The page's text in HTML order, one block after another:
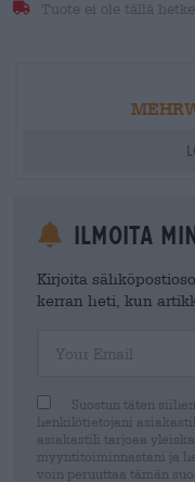
Tuote ei ole tällä
Ilmoita
Kirjoita
kerran heti, kun
Suostun täten
henkilötietojani
asiakastili tarjoaa
myyntitoiminnastani ja
voin peruuttaa tämän